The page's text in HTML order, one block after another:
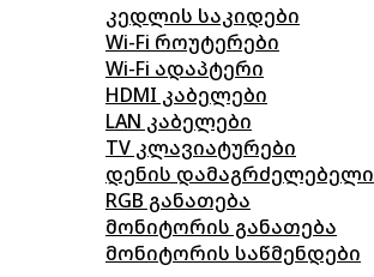
კედლის საკიდები
Wi-Fi როუტერები
Wi-Fi ადაპტერი
HDMI კაბელები
LAN კაბელები
TV კლავიატურები
დენის დამაგრძელებელი
RGB განათება
მონიტორის განათება
მონიტორის საწმენდები